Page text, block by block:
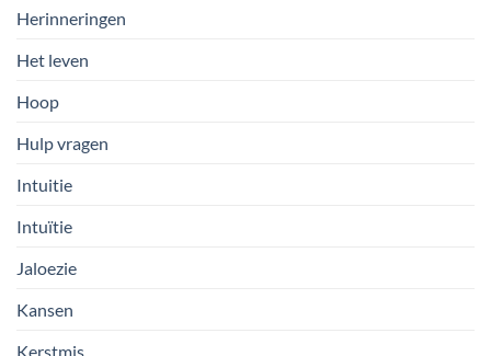
Herinneringen
Het leven
Hoop
Hulp vragen
Intuitie
Intuïtie
Jaloezie
Kansen
Kerstmis